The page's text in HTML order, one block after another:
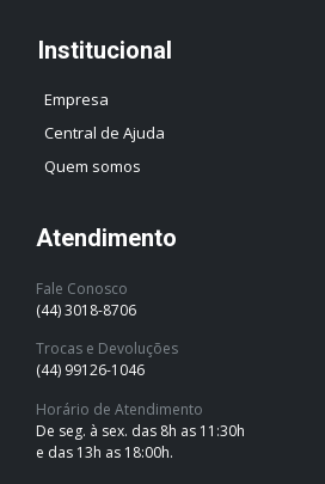
Institucional
Empresa
Central de Ajuda
Quem somos
Atendimento
Fale Conosco
(44) 3018-8706
Trocas e Devoluções
(44) 99126-1046
Horário de Atendimento
De seg. à sex. das 8h as 11:30h
e das 13h as 18:00h.